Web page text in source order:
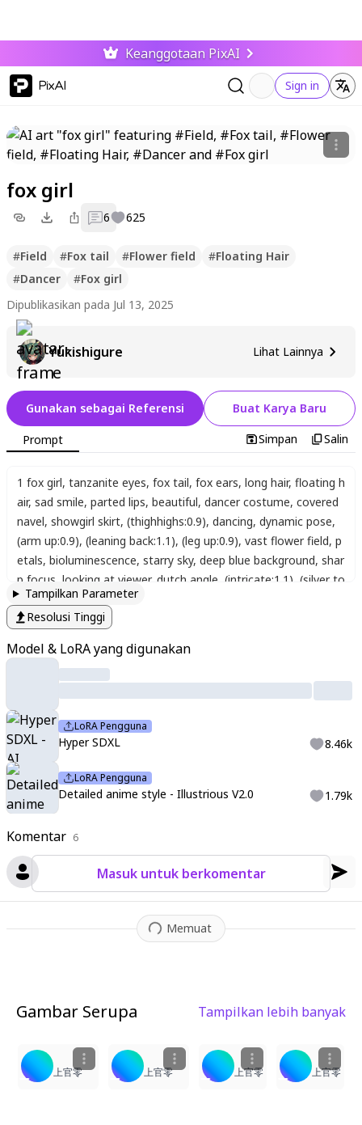
Keanggotaan PixAI
PixAI Sign in
fox girl
6 625
#Field #Fox tail #Flower field #Floating Hair
#Dancer #Fox girl
Dipublikasikan pada Jul 13, 2025
Yukishigure Lihat Lainnya
Komentar 6
Masuk untuk berkomentar
Memuat
Gunakan sebagai Referensi Buat Karya Baru
Prompt Simpan Salin
1 fox girl, tanzanite eyes, fox tail, fox ears, long hair, floating h
air, sad smile, parted lips, beautiful, dancer costume, covered
navel, showgirl skirt, (thighhighs:0.9), dancing, dynamic pose,
(arm up:0.9), (leaning back:1.1), (leg up:0.9), vast flower field, p
etals, bioluminescence, starry sky, deep blue background, shar
p focus looking at viewer, dutch angle (intricate:1.1) (silver to
ne:1.1), (white tone:1.1)
h contrast , masterpiece
s, scenery,
Tampilkan Parameter
Resolusi Tinggi
Model & LoRA yang digunakan
LoRA Pengguna
Hyper SDXL 8.46k
LoRA Pengguna
Detailed anime style - Illustrious V2.0 1.79k
Gambar Serupa Tampilkan lebih banyak
上官零 上官零 上官零 上官零